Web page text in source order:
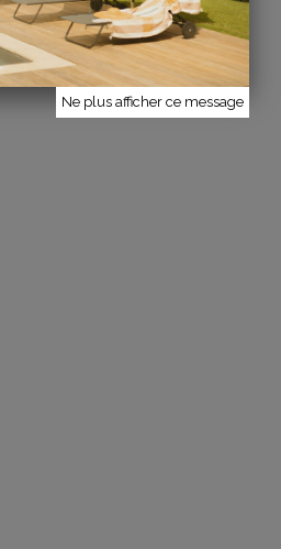
Ne plus afficher ce message